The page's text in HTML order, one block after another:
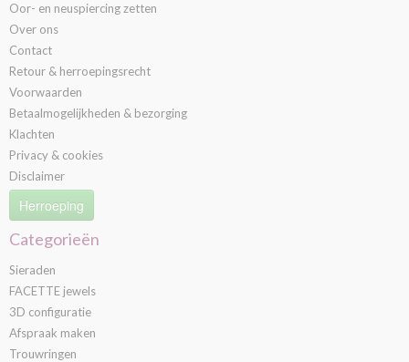
Oor- en neuspiercing zetten
Over ons
Contact
Retour & herroepingsrecht
Voorwaarden
Betaalmogelijkheden & bezorging
Klachten
Privacy & cookies
Disclaimer
Herroeping
Categorieën
Sieraden
FACETTE jewels
3D configuratie
Afspraak maken
Trouwringen